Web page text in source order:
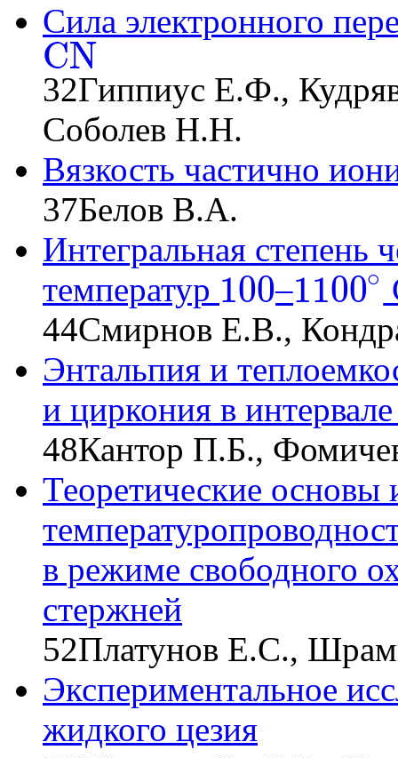
Сила электронного
CN
CN
32Гиппиус Е.Ф.,
Соболев Н.Н.
Вязкость частично
37Белов В.А.
Интегральная степень
температур 100
100 –1100∘
1100∘
44Смирнов Е.В.,
Энтальпия и
и циркония в
48Кантор П.Б.,
Теоретические основы
в режиме свободного
стержней
52Платунов Е.С.,
Экспериментальное
жидкого цезия